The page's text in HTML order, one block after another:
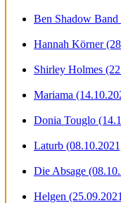
Ben Shadow
Hannah Körner
Shirley Holmes
Mariama
Donia Touglo
Laturb
Die Absage
Helgen